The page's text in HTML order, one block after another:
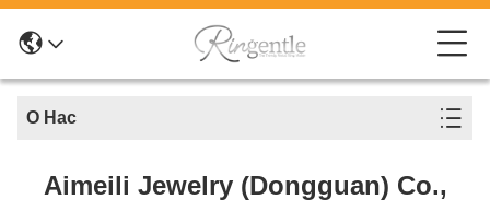
О Нас
Aimeili Jewelry (Dongguan) Co.,